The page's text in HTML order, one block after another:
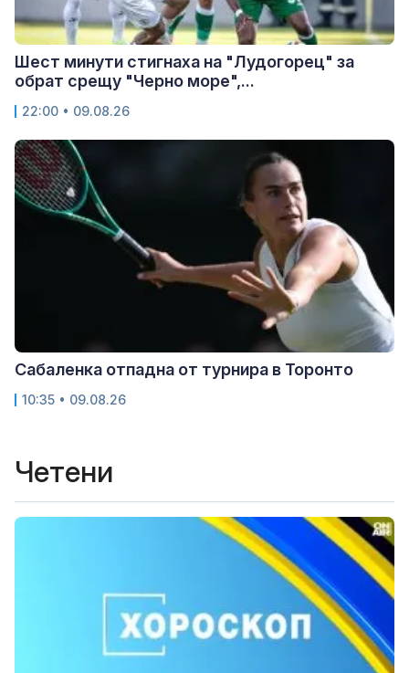
Шест минути стигнаха на "Лудогорец" за
обрат срещу "Черно море",...
22:00 • 09.08.26
Сабаленка отпадна от турнира в Торонто
10:35 • 09.08.26
Четени